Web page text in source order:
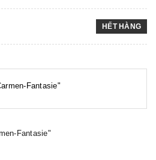
HẾT HÀNG
Fantasie"
Fantasie"